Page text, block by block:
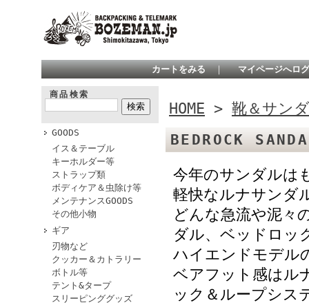
カートをみる ｜ マイページへロ
商品検索
GOODS
イス＆テーブル
キーホルダー等
ストラップ類
ボディケア＆虫除け等
メンテナンスGOODS
その他小物
ギア
刃物など
クッカー＆カトラリー
ボトル等
テント&タープ
スリーピンググッズ
HOME > 靴＆サン
BEDROCK
今年のサンダルは
軽快なルナサンダ
どんな急流や泥々
ダル、ベッドロッ
ハイエンドモデル
ベアフット感はル
ック＆ループシス